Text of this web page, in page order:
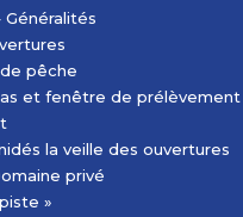
pêche
et fenêtre de prélèvement
la veille des ouvertures
privé
»